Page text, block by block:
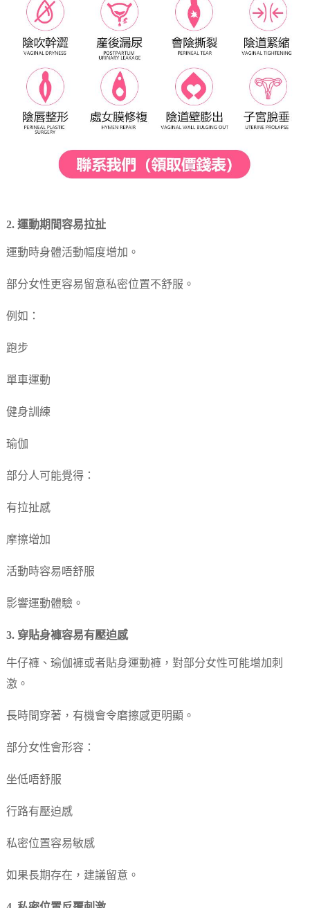
2. 運動期間容易拉扯
運動時身體活動幅度增加。
部分女性更容易留意私密位置不舒服。
例如：
跑步
單車運動
健身訓練
瑜伽
部分人可能覺得：
有拉扯感
摩擦增加
活動時容易唔舒服
影響運動體驗。
3. 穿貼身褲容易有壓迫感
牛仔褲、瑜伽褲或者貼身運動褲，對部分女性可能增加刺
激。
長時間穿著，有機會令磨擦感更明顯。
部分女性會形容：
坐低唔舒服
行路有壓迫感
私密位置容易敏感
如果長期存在，建議留意。